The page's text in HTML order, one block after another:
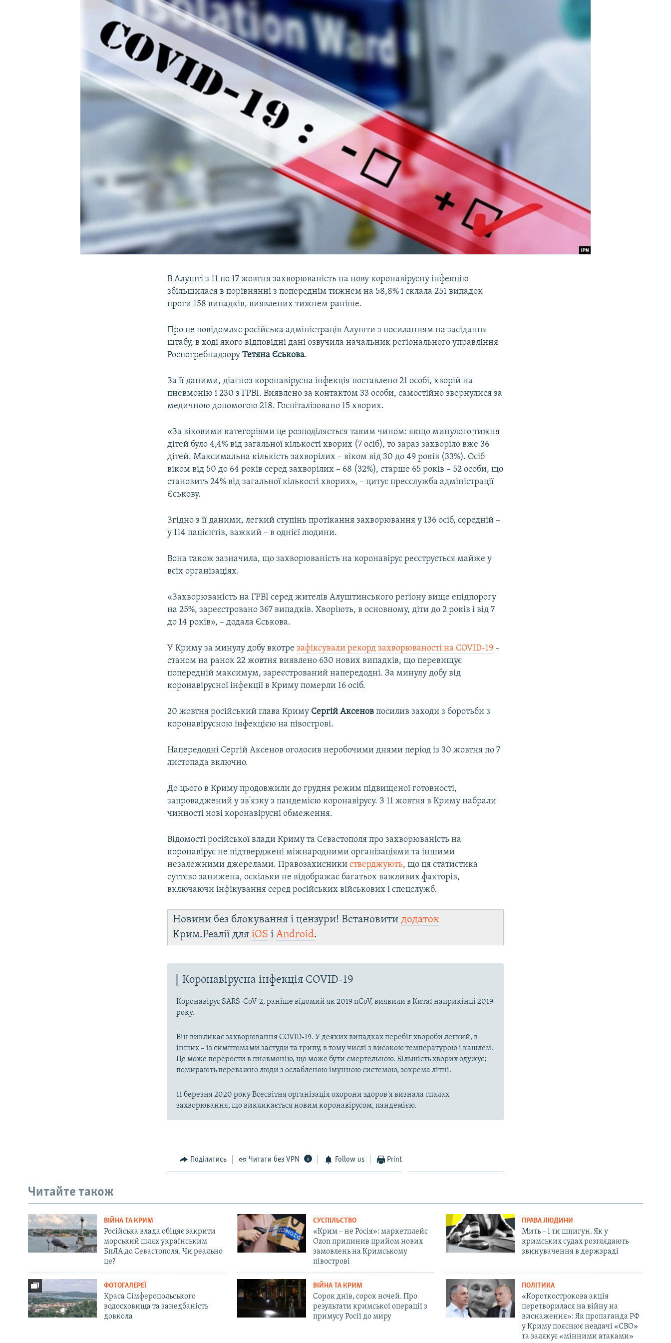
УКРАЇНСЬКА ПРОБЛЕМА КРИМУ
В Алушті з 11 по 17 жовтня захворюваність на нову коронавірусну інфекцію
збільшилася в порівнянні з попереднім тижнем на 58,8% і склала 251 випадок
проти 158 випадків, виявлених тижнем раніше.
Про це повідомляє російська адміністрація Алушти з посиланням на засідання
штабу, в ході якого відповідні дані озвучила начальник регіонального управління
Роспотребнадзору Тетяна Єськова.
За її даними, діагноз коронавірусна інфекція поставлено 21 особі, хворій на
пневмонію і 230 з ГРВІ. Виявлено за контактом 33 особи, самостійно звернулися за
медичною допомогою 218. Госпіталізовано 15 хворих.
«За віковими категоріями це розподіляється таким чином: якщо минулого тижня
дітей було 4,4% від загальної кількості хворих (7 осіб), то зараз захворіло вже 36
дітей. Максимальна кількість захворілих – віком від 30 до 49 років (33%). Осіб
віком від 50 до 64 років серед захворілих – 68 (32%), старше 65 років – 52 особи, що
становить 24% від загальної кількості хворих», – цитує пресслужба адміністрації
Єськову.
Згідно з її даними, легкий ступінь протікання захворювання у 136 осіб, середній –
у 114 пацієнтів, важкий – в однієї людини.
Вона також зазначила, що захворюваність на коронавірус реєструється майже у
всіх організаціях.
«Захворюваність на ГРВІ серед жителів Алуштинського регіону вище епідпорогу
на 25%, зареєстровано 367 випадків. Хворіють, в основному, діти до 2 років і від 7
до 14 років», – додала Єськова.
У Криму за минулу добу вкотрезафіксували рекорд захворюваності на COVID-19 –
станом на ранок 22 жовтня виявлено 630 нових випадків, що перевищує
попередній максимум, зареєстрований напередодні. За минулу добу від
коронавірусної інфекції в Криму померли 16 осіб.
20 жовтня російський глава Криму Сергій Аксенов посилив заходи з боротьби з
коронавірусною інфекцією на півострові.
Напередодні Сергій Аксенов оголосив неробочими днями період із 30 жовтня по 7
листопада включно.
До цього в Криму продовжили до грудня режим підвищеної готовності,
запроваджений у зв'язку з пандемією коронавірусу. З 11 жовтня в Криму набрали
чинності нові коронавірусні обмеження.
Відомості російської влади Криму та Севастополя про захворюваність на
коронавірус не підтверджені міжнародними організаціями та іншими
незалежними джерелами. Правозахисникистверджують, що ця статистика
суттєво занижена, оскільки не відображає багатьох важливих факторів,
включаючи інфікування серед російських військових і спецслужб.
Новини без блокування і цензури! Встановитидодаток
Крим.Реалії дляiOS іAndroid.
Коронавірусна інфекція COVID-19
Коронавірус SARS-CoV-2, раніше відомий як 2019 nCoV, виявили в Китаї наприкінці 2019
року.
Він викликає захворювання COVID-19. У деяких випадках перебіг хвороби легкий, в
інших – із симптомами застуди та грипу, в тому числі з високою температурою і кашлем.
Це може перерости в пневмонію, що може бути смертельною. Більшість хворих одужує;
помирають переважно люди з ослабленою імунною системою, зокрема літні.
11 березня 2020 року Всесвітня організація охорони здоров'я визнала спалах
захворювання, що викликається новим коронавірусом, пандемією.
Поділитись Читати без VPN Follow us Print
Читайте також
ВІЙНА ТА КРИМ
Російська влада обіцяє закрити
морський шлях українським
БпЛА до Севастополя. Чи реально
це?
СУСПІЛЬСТВО
«Крим – не Росія»: маркетплейс
Ozon припинив прийом нових
замовлень на Кримському
півострові
ПРАВА ЛЮДИНИ
Мить – і ти шпигун. Як у
кримських судах розглядають
звинувачення в держзраді
ФОТОГАЛЕРЕЇ
Краса Сімферопольського
водосховища та занедбаність
довкола
ВІЙНА ТА КРИМ
Сорок днів, сорок ночей. Про
результати кримської операції з
примусу Росії до миру
ПОЛІТИКА
«Короткострокова акція
перетворилася на війну на
виснаження»: Як пропаганда РФ
у Криму пояснює невдачі «СВО»
та залякує «мінними атаками»